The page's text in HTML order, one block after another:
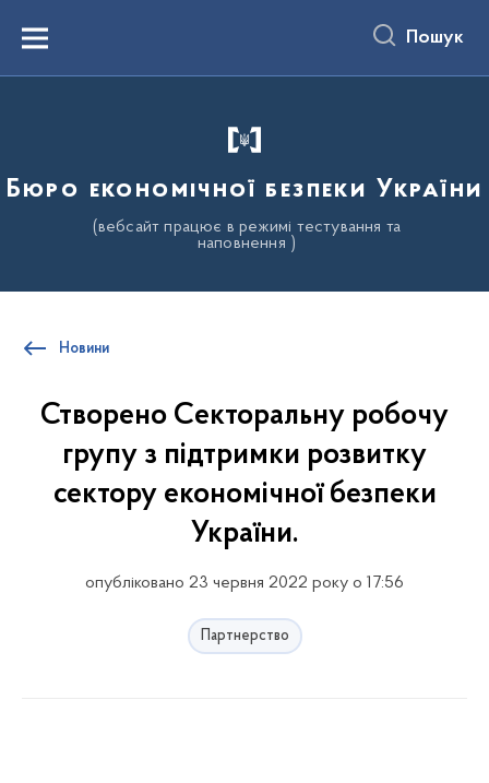
вмістуMenu Пошук
Бюро економічної безпеки України
(вебсайт працює в режимі тестування та
наповнення )
Новини
Створено Секторальну робочу
групу з підтримки розвитку
сектору економічної безпеки
України.
опубліковано 23 червня 2022 року о 17:56
Партнерство